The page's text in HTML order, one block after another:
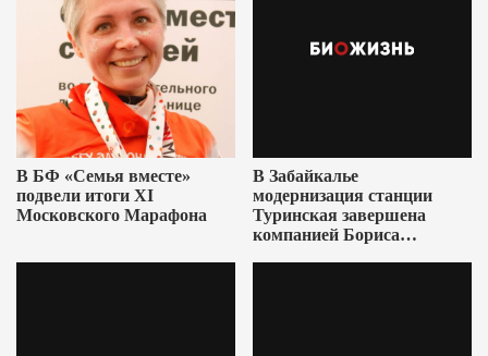
В БФ «Семья вместе»
подвели итоги XI
Московского Марафона
В Забайкалье
модернизация станции
Туринская завершена
компанией Бориса